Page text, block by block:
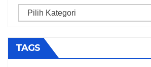
Categories
TAGS